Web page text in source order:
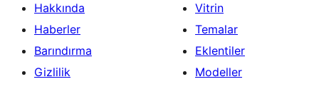
Hakkında
Haberler
Barındırma
Gizlilik
Vitrin
Temalar
Eklentiler
Modeller